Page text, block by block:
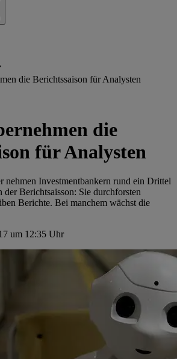
die Berichtssaison für Analysten
die
für Analysten
nehmen Investmentbankern rund ein Drittel
Berichtsaisson: Sie durchforsten
Berichte. Bei manchem wächst die
um 12:35 Uhr